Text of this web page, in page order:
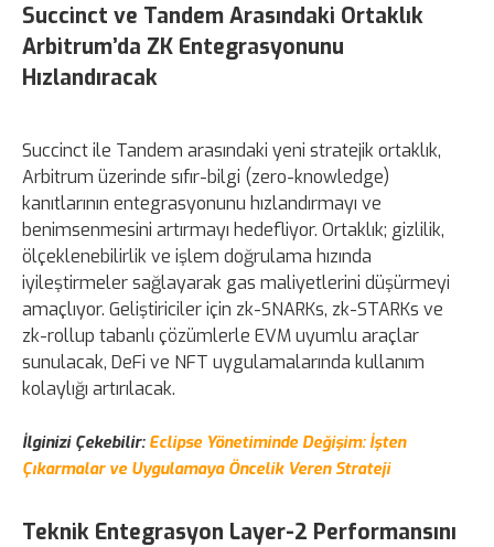
Succinct ve Tandem Arasındaki Ortaklık
Arbitrum’da ZK Entegrasyonunu
Hızlandıracak
Succinct ile Tandem arasındaki yeni stratejik ortaklık,
Arbitrum üzerinde sıfır-bilgi (zero-knowledge)
kanıtlarının entegrasyonunu hızlandırmayı ve
benimsenmesini artırmayı hedefliyor. Ortaklık; gizlilik,
ölçeklenebilirlik ve işlem doğrulama hızında
iyileştirmeler sağlayarak gas maliyetlerini düşürmeyi
amaçlıyor. Geliştiriciler için zk-SNARKs, zk-STARKs ve
zk-rollup tabanlı çözümlerle EVM uyumlu araçlar
sunulacak, DeFi ve NFT uygulamalarında kullanım
kolaylığı artırılacak.
İlginizi Çekebilir: Eclipse Yönetiminde Değişim: İşten
Çıkarmalar ve Uygulamaya Öncelik Veren Strateji
Teknik Entegrasyon Layer-2 Performansını